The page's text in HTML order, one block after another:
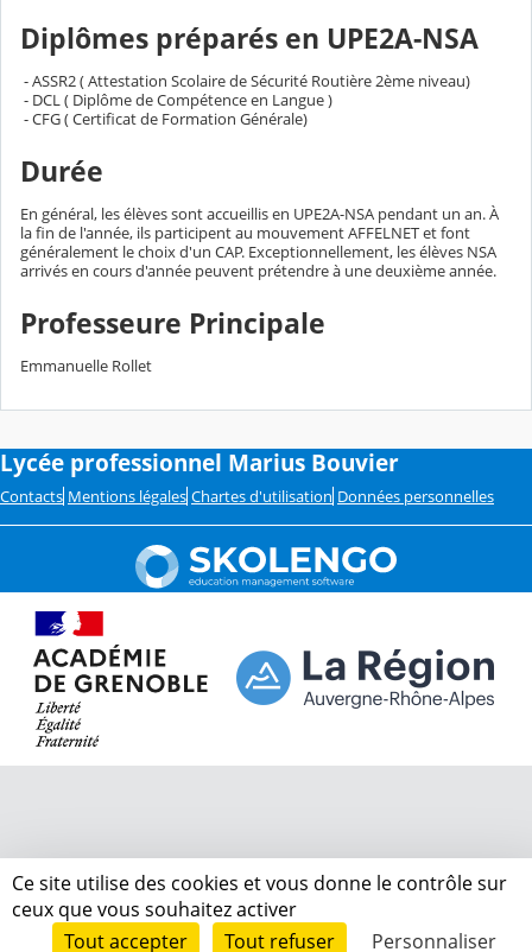
Diplômes préparés en UPE2A-NSA
- ASSR2 ( Attestation Scolaire de Sécurité Routière 2ème niveau)
- DCL ( Diplôme de Compétence en Langue )
- CFG ( Certificat de Formation Générale)
Durée
En général, les élèves sont accueillis en UPE2A-NSA pendant un an. À
la fin de l'année, ils participent au mouvement AFFELNET et font
généralement le choix d'un CAP. Exceptionnellement, les élèves NSA
arrivés en cours d'année peuvent prétendre à une deuxième année.
Professeure Principale
Emmanuelle Rollet
Lycée professionnel Marius Bouvier
Contacts Mentions légales Chartes d'utilisation Données personnelles
Ce site utilise des cookies et vous donne le contrôle sur
ceux que vous souhaitez activer
Tout accepter
Tout refuser Personnaliser